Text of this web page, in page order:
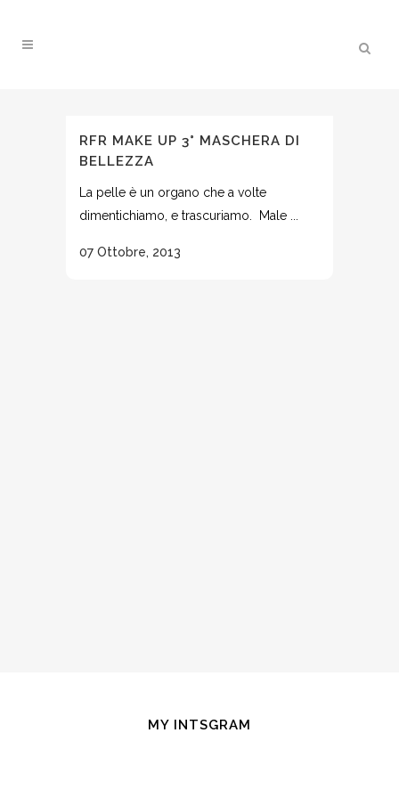
RFR MAKE UP 3° MASCHERA DI
BELLEZZA
La pelle è un organo che a volte
dimentichiamo, e trascuriamo. Male ...
07 Ottobre, 2013
MY INTSGRAM